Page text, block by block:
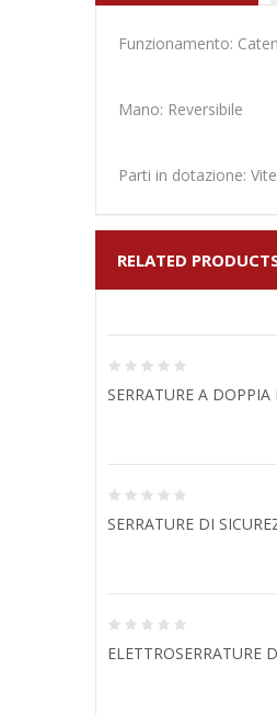
Funzionamento:
Mano: Reversibile
Parti in dotazione:
RELATED
SERRATURE A
SERRATURE DI
ELETTROSERRATURE